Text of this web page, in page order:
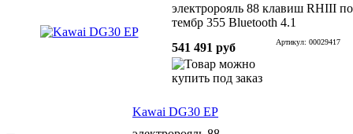
электророяль 88 клавиш RHIII
тембр 355 Bluetooth 4.1
541 491 руб
Артикул: 00029417
Kawai DG30 EP